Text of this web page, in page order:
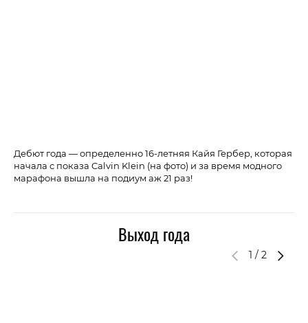
Дебют года — определенно 16-летняя Кайя Гербер, которая
начала с показа Calvin Klein (на фото) и за время модного
марафона вышла на подиум аж 21 раз!
Выход года
1 / 2